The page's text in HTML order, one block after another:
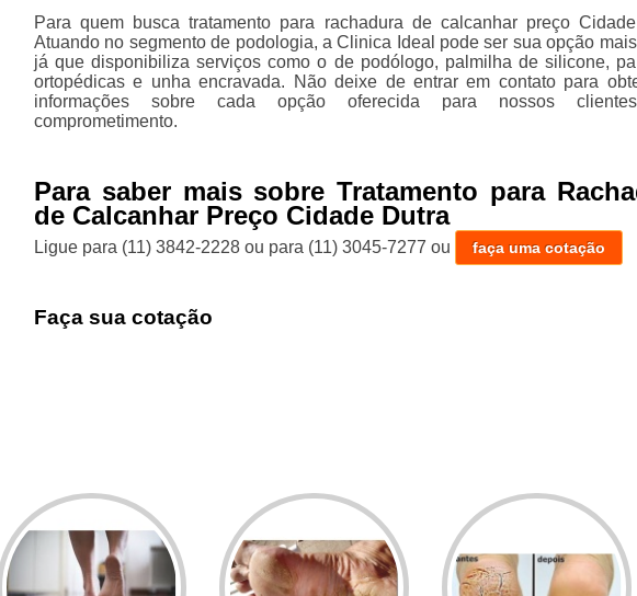
Para quem busca tratamento para rachadura de calcanhar preço
Atuando no segmento de podologia, a Clinica Ideal pode ser sua opção
já que disponibiliza serviços como o de podólogo, palmilha de silicone,
ortopédicas e unha encravada. Não deixe de entrar em contato para
informações sobre cada opção oferecida para nossos
comprometimento.
Para saber mais sobre Tratamento para
de Calcanhar Preço Cidade Dutra
Ligue para (11) 3842-2228 ou para (11) 3045-7277 ou faça uma cotação
Faça sua cotação